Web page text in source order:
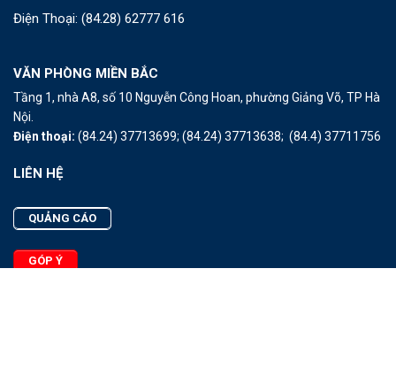
Điện Thoại: (84.28) 62777 616
VĂN PHÒNG MIỀN BẮC
Tầng 1, nhà A8, số 10 Nguyễn Công Hoan, phường Giảng Võ, TP Hà
Nội.
Điện thoại: (84.24) 37713699; (84.24) 37713638; (84.4) 37711756
LIÊN HỆ
QUẢNG CÁO
GÓP Ý